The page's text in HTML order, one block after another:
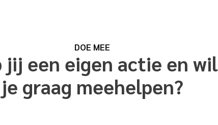
DOE MEE
jij een eigen actie en wil
je graag meehelpen?